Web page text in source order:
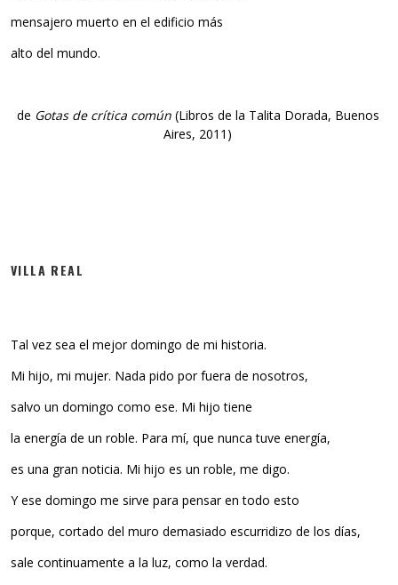
mensajero muerto en el edificio más
alto del mundo.
de Gotas de crítica común(Libros de la Talita Dorada, Buenos
Aires, 2011)
VILLA REAL
Tal vez sea el mejor domingo de mi historia.
Mi hijo, mi mujer. Nada pido por fuera de nosotros,
salvo un domingo como ese. Mi hijo tiene
la energía de un roble. Para mí, que nunca tuve energía,
es una gran noticia. Mi hijo es un roble, me digo.
Y ese domingo me sirve para pensar en todo esto
porque, cortado del muro demasiado escurridizo de los días,
sale continuamente a la luz, como la verdad.